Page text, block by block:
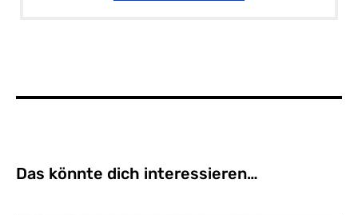
Das könnte dich interessieren…